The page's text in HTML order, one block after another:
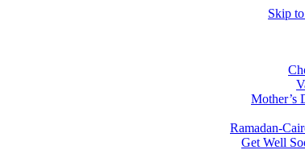
Skip
Mother’s
Ramadan-
Get Well